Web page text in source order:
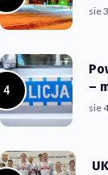
sie
–
sie